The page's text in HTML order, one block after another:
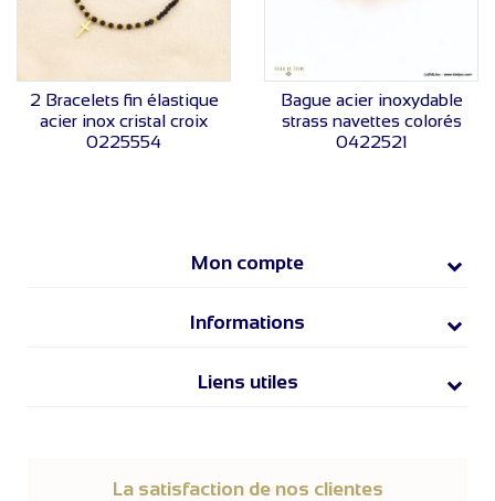
VOIR LE PRIX
2 Bracelets fin élastique
acier inox cristal croix
0225554
VOIR LE PRIX
Bague acier inoxydable
strass navettes colorés
0422521
Mon compte
Informations
Liens utiles
La satisfaction de nos clientes